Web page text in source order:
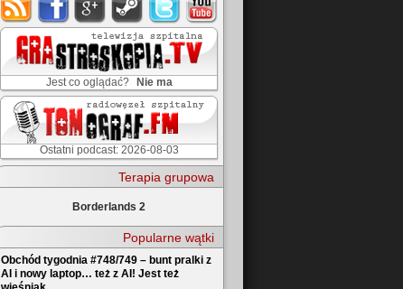
Jest co oglądać? Nie ma
Ostatni podcast: 2026-08-03
Terapia grupowa
Borderlands 2
Popularne wątki
Obchód tygodnia #748/749 – bunt pralki z
AI i nowy laptop… też z AI! Jest też